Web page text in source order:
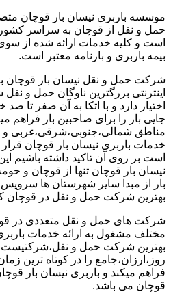
موسسه باربری نیسان بار قوچان
حمل و نقل از قوچان به سراسر کشور
است و کلیه خدمات ارائه شده از
بیمه باربری و بارنامه معتبر است.
شرکت حمل و نقل نیسان بار قوچان
اینترنتی بزرگترین ناوگان حمل و
اختیار دارد و با اتکا به آن صفر تا
جایی بار را برای صاحبین بار فراهم
مناطق شمالی،جنوبی،شرقی،غربی
خدمات باربری نیسان بار قوچان قرار
است بر روی آن تاکید داشته باشیم
نیسان بار قوچان تنها از قوچان و
بار از مبدا سایر شهرستان ها سرویس
بهترین شرکت حمل و نقل در قوچان
شرکت های حمل و نقل متعددی در
مختلف مشغول به ارائه خدمات
بهترین شرکت حمل و نقل،شرکتیست
روز،ارزان،جامع را در کوتاه ترین
فراهم میکند و باربری نیسان بار
قوچان می باشد.